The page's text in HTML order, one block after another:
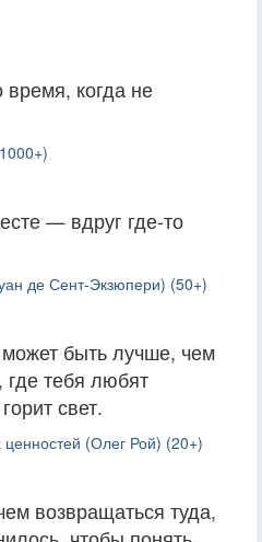
время, когда не
— вдруг где-то
де Сент-Экзюпери) (50+)
быть лучше, чем
где тебя любят
свет.
(Олег Рой) (20+)
возвращаться туда,